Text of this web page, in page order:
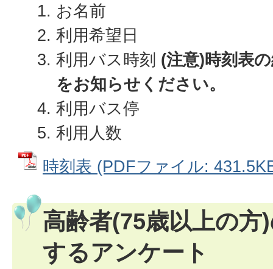
お名前
利用希望日
利用バス時刻 (注意)時刻表
をお知らせください。
利用バス停
利用人数
時刻表 (PDFファイル:
高齢者(75歳以上の方
するアンケート